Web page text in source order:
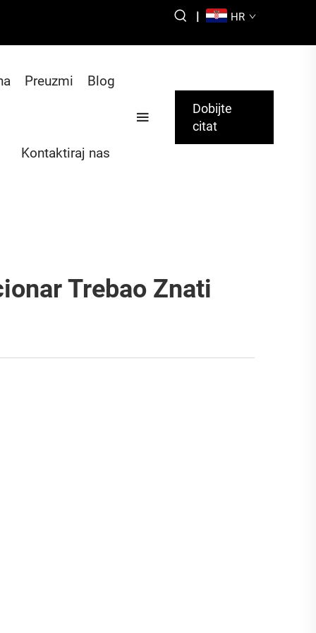
| HR
Preuzmi Blog
Kontaktiraj nas
Dobijte
citat
Trebao Znati